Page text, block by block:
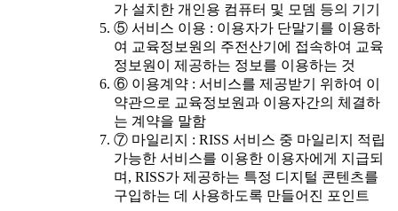
가 설치한 개인용 컴퓨터 및 모뎀 등의 기기
⑤ 서비스 이용 : 이용자가 단말기를 이용하
여 교육정보원의 주전산기에 접속하여 교육
정보원이 제공하는 정보를 이용하는 것
⑥ 이용계약 : 서비스를 제공받기 위하여 이
약관으로 교육정보원과 이용자간의 체결하
는 계약을 말함
⑦ 마일리지 : RISS 서비스 중 마일리지 적립
가능한 서비스를 이용한 이용자에게 지급되
며, RISS가 제공하는 특정 디지털 콘텐츠를
구입하는 데 사용하도록 만들어진 포인트